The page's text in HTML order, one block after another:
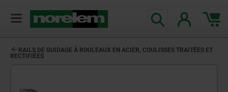
RAILS DE GUIDAGE À ROULEAUX EN ACIER, COULISSES TRAITÉES ET
RECTIFIÉES